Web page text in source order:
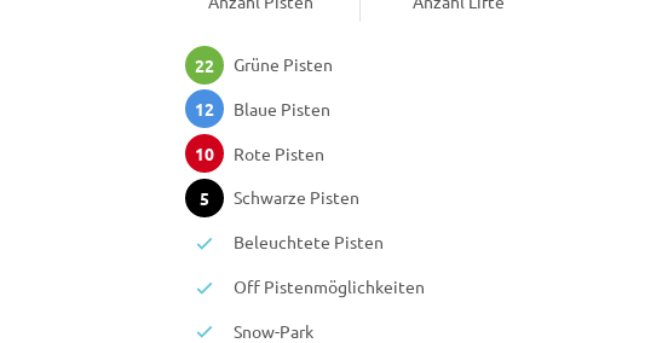
22 Grüne Pisten
12 Blaue Pisten
10 Rote Pisten
5 Schwarze Pisten
Beleuchtete Pisten
Off Pistenmöglichkeiten
Snow-Park